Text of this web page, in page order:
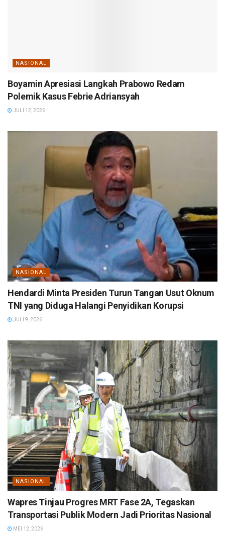
NASIONAL
Boyamin Apresiasi Langkah Prabowo Redam
Polemik Kasus Febrie Adriansyah
JULI 12, 2026
NASIONAL
Hendardi Minta Presiden Turun Tangan Usut Oknum
TNI yang Diduga Halangi Penyidikan Korupsi
JULI 9, 2026
NASIONAL
Wapres Tinjau Progres MRT Fase 2A, Tegaskan
Transportasi Publik Modern Jadi Prioritas Nasional
MEI 12, 2026